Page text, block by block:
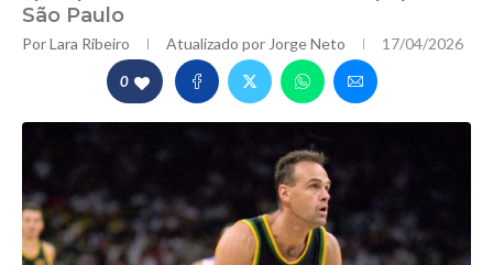
São Paulo
PorLara Ribeiro Atualizado porJorge Neto 17/04/2026
0